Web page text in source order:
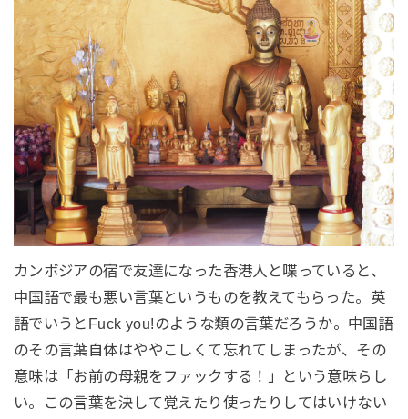
カンボジアの宿で友達になった香港人と喋っていると、
中国語で最も悪い言葉というものを教えてもらった。英
語でいうとFuck you!のような類の言葉だろうか。中国語
のその言葉自体はややこしくて忘れてしまったが、その
意味は「お前の母親をファックする！」という意味らし
い。この言葉を決して覚えたり使ったりしてはいけない